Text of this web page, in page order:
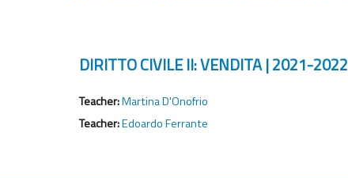
DIRITTO CIVILE II: VENDITA | 2021-2022
Teacher:Martina D'Onofrio
Teacher:Edoardo Ferrante